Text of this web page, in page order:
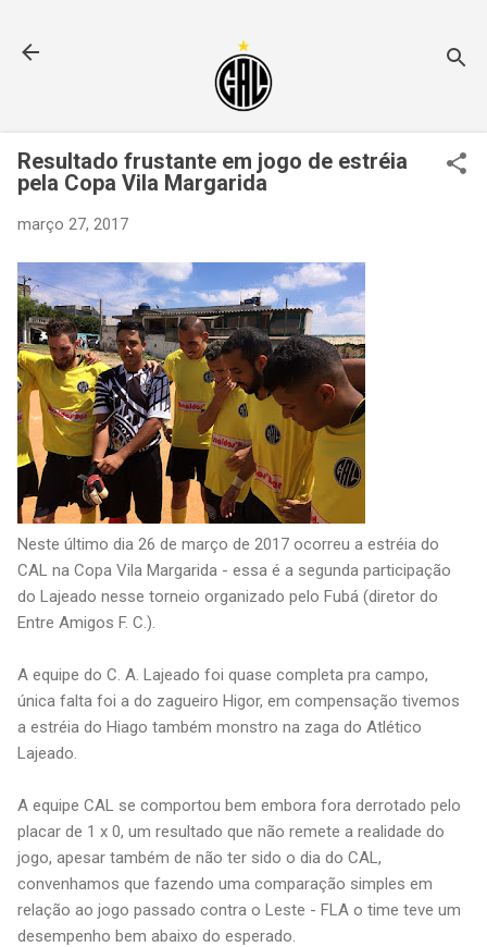
Resultado frustante em jogo de estréia
pela Copa Vila Margarida
março 27, 2017
Neste último dia 26 de março de 2017 ocorreu a estréia do
CAL na Copa Vila Margarida - essa é a segunda participação
do Lajeado nesse torneio organizado pelo Fubá (diretor do
Entre Amigos F. C.).
A equipe do C. A. Lajeado foi quase completa pra campo,
única falta foi a do zagueiro Higor, em compensação tivemos
a estréia do Hiago também monstro na zaga do Atlético
Lajeado.
A equipe CAL se comportou bem embora fora derrotado pelo
placar de 1 x 0, um resultado que não remete a realidade do
jogo, apesar também de não ter sido o dia do CAL,
convenhamos que fazendo uma comparação simples em
relação ao jogo passado contra o Leste - FLA o time teve um
desempenho bem abaixo do esperado.